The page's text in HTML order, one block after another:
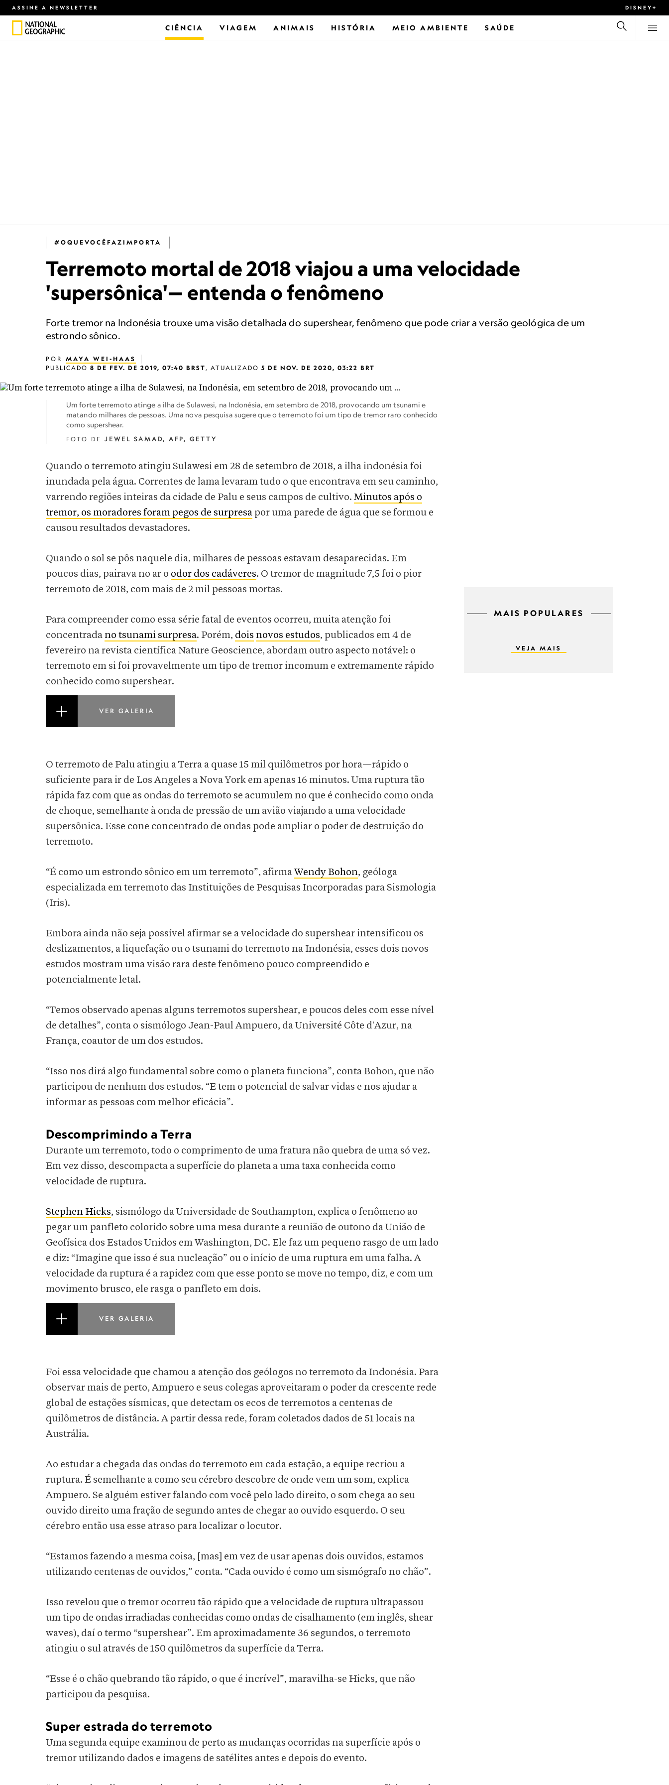
ASSINE A NEWSLETTER DISNEY+
CIÊNCIA VIAGEM ANIMAIS HISTÓRIA MEIO AMBIENTE SAÚDE
#OQUEVOCÊFAZIMPORTA
Terremoto mortal de 2018 viajou a uma velocidade
'supersônica'— entenda o fenômeno
Forte tremor na Indonésia trouxe uma visão detalhada do supershear, fenômeno que pode criar a versão geológica de um
estrondo sônico.
POR MAYA WEI-HAAS
PUBLICADO 8 DE FEV. DE 2019, 07:40 BRST, ATUALIZADO 5 DE NOV. DE 2020, 03:22 BRT
Um forte terremoto atinge a ilha de Sulawesi, na Indonésia, em setembro de 2018, provocando um tsunami e
matando milhares de pessoas. Uma nova pesquisa sugere que o terremoto foi um tipo de tremor raro conhecido
como supershear.
FOTO DE JEWEL SAMAD, AFP, GETTY
Quando o terremoto atingiu Sulawesi em 28 de setembro de 2018, a ilha indonésia foi
inundada pela água. Correntes de lama levaram tudo o que encontrava em seu caminho,
varrendo regiões inteiras da cidade de Palu e seus campos de cultivo. Minutos após o
tremor, os moradores foram pegos de surpresa por uma parede de água que se formou e
causou resultados devastadores.
Quando o sol se pôs naquele dia, milhares de pessoas estavam desaparecidas. Em
poucos dias, pairava no ar o odor dos cadáveres. O tremor de magnitude 7,5 foi o pior
terremoto de 2018, com mais de 2 mil pessoas mortas.
Para compreender como essa série fatal de eventos ocorreu, muita atenção foi
concentrada no tsunami surpresa. Porém, dois novos estudos, publicados em 4 de
fevereiro na revista científica Nature Geoscience, abordam outro aspecto notável: o
terremoto em si foi provavelmente um tipo de tremor incomum e extremamente rápido
conhecido como supershear.
VER GALERIA
O terremoto de Palu atingiu a Terra a quase 15 mil quilômetros por hora—rápido o
suficiente para ir de Los Angeles a Nova York em apenas 16 minutos. Uma ruptura tão
rápida faz com que as ondas do terremoto se acumulem no que é conhecido como onda
de choque, semelhante à onda de pressão de um avião viajando a uma velocidade
supersônica. Esse cone concentrado de ondas pode ampliar o poder de destruição do
terremoto.
“É como um estrondo sônico em um terremoto”, afirmaWendy Bohon, geóloga
especializada em terremoto das Instituições de Pesquisas Incorporadas para Sismologia
(Iris).
Embora ainda não seja possível afirmar se a velocidade do supershear intensificou os
deslizamentos, a liquefação ou o tsunami do terremoto na Indonésia, esses dois novos
estudos mostram uma visão rara deste fenômeno pouco compreendido e
potencialmente letal.
“Temos observado apenas alguns terremotos supershear, e poucos deles com esse nível
de detalhes”, conta o sismólogo Jean-Paul Ampuero, da Université Côte d'Azur, na
França, coautor de um dos estudos.
“Isso nos dirá algo fundamental sobre como o planeta funciona”, conta Bohon, que não
participou de nenhum dos estudos. “E tem o potencial de salvar vidas e nos ajudar a
informar as pessoas com melhor eficácia”.
Descomprimindo a Terra
Durante um terremoto, todo o comprimento de uma fratura não quebra de uma só vez.
Em vez disso, descompacta a superfície do planeta a uma taxa conhecida como
velocidade de ruptura.
Stephen Hicks, sismólogo da Universidade de Southampton, explica o fenômeno ao
pegar um panfleto colorido sobre uma mesa durante a reunião de outono da União de
Geofísica dos Estados Unidos em Washington, DC. Ele faz um pequeno rasgo de um lado
e diz: “Imagine que isso é sua nucleação” ou o início de uma ruptura em uma falha. A
velocidade da ruptura é a rapidez com que esse ponto se move no tempo, diz, e com um
movimento brusco, ele rasga o panfleto em dois.
VER GALERIA
Foi essa velocidade que chamou a atenção dos geólogos no terremoto da Indonésia. Para
observar mais de perto, Ampuero e seus colegas aproveitaram o poder da crescente rede
global de estações sísmicas, que detectam os ecos de terremotos a centenas de
quilômetros de distância. A partir dessa rede, foram coletados dados de 51 locais na
Austrália.
Ao estudar a chegada das ondas do terremoto em cada estação, a equipe recriou a
ruptura. É semelhante a como seu cérebro descobre de onde vem um som, explica
Ampuero. Se alguém estiver falando com você pelo lado direito, o som chega ao seu
ouvido direito uma fração de segundo antes de chegar ao ouvido esquerdo. O seu
cérebro então usa esse atraso para localizar o locutor.
“Estamos fazendo a mesma coisa, [mas] em vez de usar apenas dois ouvidos, estamos
utilizando centenas de ouvidos,” conta. “Cada ouvido é como um sismógrafo no chão”.
Isso revelou que o tremor ocorreu tão rápido que a velocidade de ruptura ultrapassou
um tipo de ondas irradiadas conhecidas como ondas de cisalhamento (em inglês, shear
waves), daí o termo “supershear”. Em aproximadamente 36 segundos, o terremoto
atingiu o sul através de 150 quilômetros da superfície da Terra.
“Esse é o chão quebrando tão rápido, o que é incrível”, maravilha-se Hicks, que não
participou da pesquisa.
Super estrada do terremoto
Uma segunda equipe examinou de perto as mudanças ocorridas na superfície após o
tremor utilizando dados e imagens de satélites antes e depois do evento.
MAIS POPULARES
VEJA MAIS